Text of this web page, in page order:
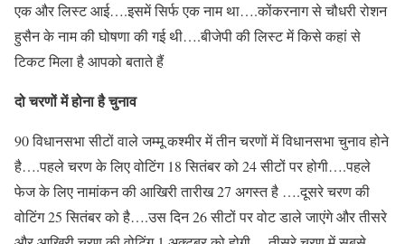
एक और लिस्ट आई….इसमें सिर्फ एक नाम था….कोंकरनाग से चौधरी रोशन
हुसैन के नाम की घोषणा की गई थी….बीजेपी की लिस्ट में किसे कहां से
टिकट मिला है आपको बताते हैं
दो चरणों में होना है चुनाव
90 विधानसभा सीटों वाले जम्मू कश्मीर में तीन चरणों में विधानसभा चुनाव होने
है….पहले चरण के लिए वोटिंग 18 सितंबर को 24 सीटों पर होगी….पहले
फेज के लिए नामांकन की आखिरी तारीख 27 अगस्त है ….दूसरे चरण की
वोटिंग 25 सितंबर को है….उस दिन 26 सीटों पर वोट डाले जाएंगे और तीसरे